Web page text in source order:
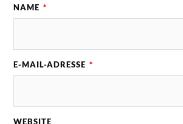
NAME *
E-MAIL-ADRESSE *
WEBSITE